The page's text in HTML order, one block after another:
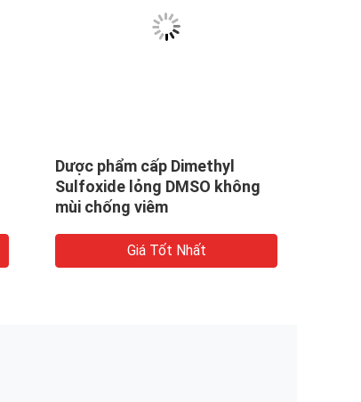
Dược phẩm cấp Dimethyl
Sulfoxide lỏng DMSO không
mùi chống viêm
Giá Tốt Nhất